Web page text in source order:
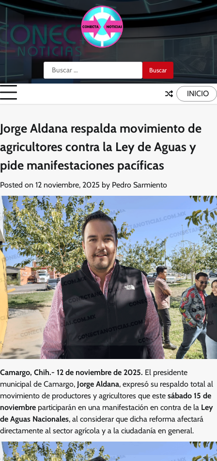
Skip
content
Buscar:
INICIO
Jorge Aldana respalda movimiento de
agricultores contra la Ley de Aguas y
pide manifestaciones pacíficas
Posted on 12 noviembre, 2025 by Pedro Sarmiento
Camargo, Chih.- 12 de noviembre de 2025. El presidente
municipal de Camargo, Jorge Aldana, expresó su respaldo total al
movimiento de productores y agricultores que este sábado 15 de
noviembre participarán en una manifestación en contra de la Ley
de Aguas Nacionales, al considerar que dicha reforma afectará
directamente al sector agrícola y a la ciudadanía en general.